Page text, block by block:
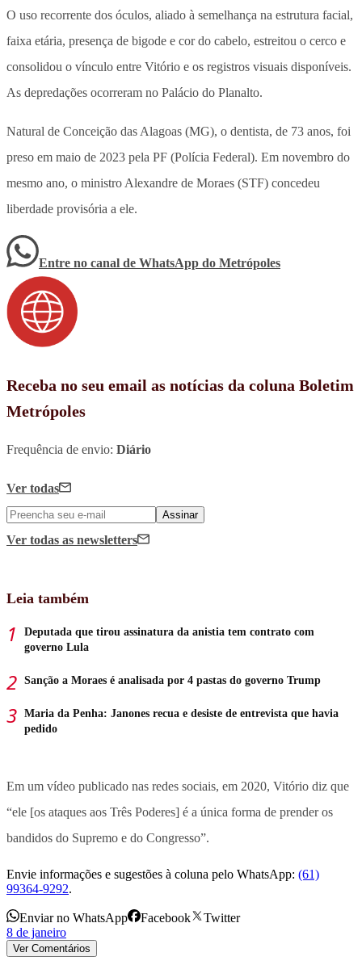
O uso recorrente dos óculos, aliado à semelhança na estrutura facial,
faixa etária, presença de bigode e cor do cabelo, estreitou o cerco e
consolidou o vínculo entre Vitório e os registros visuais disponíveis.
As depredações ocorreram no Palácio do Planalto.
Natural de Conceição das Alagoas (MG), o dentista, de 73 anos, foi
preso em maio de 2023 pela PF (Polícia Federal). Em novembro do
mesmo ano, o ministro Alexandre de Moraes (STF) concedeu
liberdade provisória a ele.
Entre no canal de WhatsApp do Metrópoles
Receba no seu email as notícias da coluna Boletim
Metrópoles
Frequência de envio: Diário
Ver todas
Assinar
Ver todas as newsletters
Leia também
Deputada que tirou assinatura da anistia tem contrato com
governo Lula
Sanção a Moraes é analisada por 4 pastas do governo Trump
Maria da Penha: Janones recua e desiste de entrevista que havia
pedido
Em um vídeo publicado nas redes sociais, em 2020, Vitório diz que
“ele [os ataques aos Três Poderes] é a única forma de prender os
bandidos do Supremo e do Congresso”.
Envie informações e sugestões à coluna pelo WhatsApp: (61)
99364-9292.
Enviar no WhatsApp Facebook
Twitter
8 de janeiro
Ver Comentários